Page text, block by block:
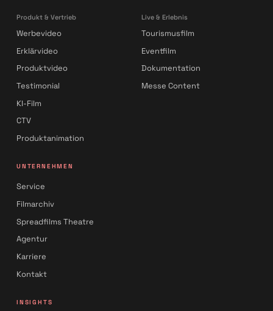
Produkt & Vertrieb
Werbevideo
Erklärvideo
Produktvideo
Testimonial
KI-Film
CTV
Produktanimation
Live & Erlebnis
Tourismusfilm
Eventfilm
Dokumentation
Messe Content
UNTERNEHMEN
Service
Filmarchiv
Spreadfilms Theatre
Agentur
Karriere
Kontakt
INSIGHTS